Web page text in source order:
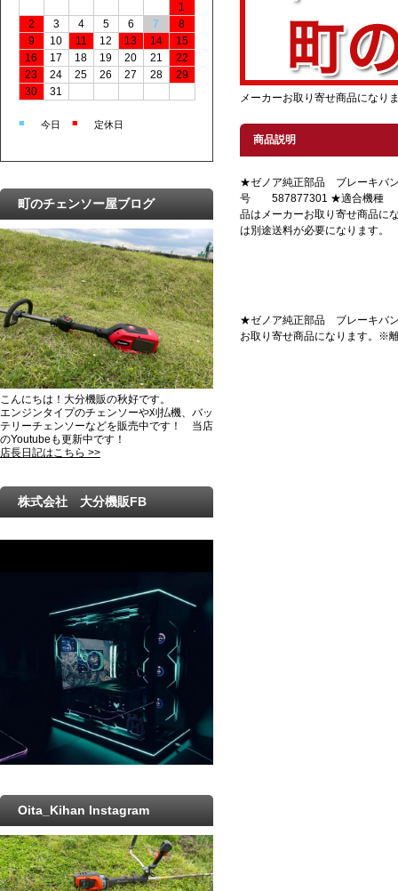
メーカーお取り寄せ商品になり
商品説明
★ゼノア純正部品 ブレーキバ
号 587877301 ★適合機種
品はメーカーお取り寄せ商品に
は別途送料が必要になります。
★ゼノア純正部品 ブレーキ
お取り寄せ商品になります。※
1
2
3 4 5 6 7
8
9
10 11 12 13 14
15
16
17 18 19 20 21
22
23
24 25 26 27 28
29
30
31
■ 今日 ■ 定休日
町のチェンソー屋ブログ
こんにちは！大分機販の秋好です。
エンジンタイプのチェンソーや刈払機、バッ
テリーチェンソーなどを販売中です！ 当店
のYoutubeも更新中です！
店長日記はこちら >>
株式会社 大分機販FB
Oita_Kihan Instagram